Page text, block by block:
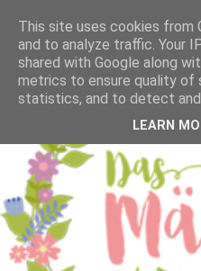
This site uses cookies from
and to analyze traffic. Your
shared with Google along
metrics to ensure quality of
statistics, and to detect and
LEARN